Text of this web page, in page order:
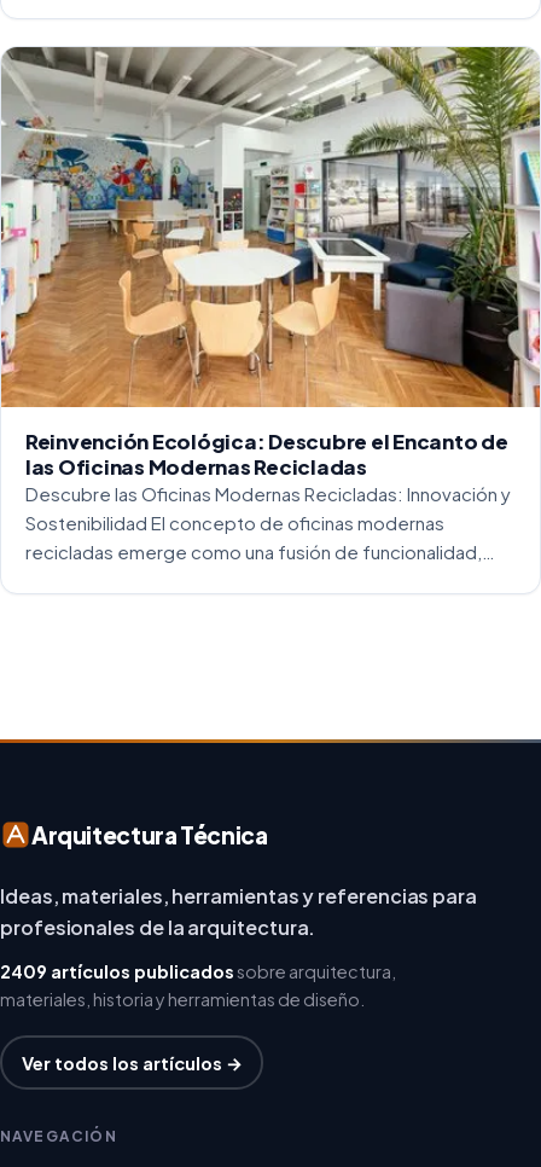
Reinvención Ecológica: Descubre el Encanto de
las Oficinas Modernas Recicladas
Descubre las Oficinas Modernas Recicladas: Innovación y
Sostenibilidad El concepto de oficinas modernas
recicladas emerge como una fusión de funcionalidad,
Arquitectura Técnica
Ideas, materiales, herramientas y referencias para
profesionales de la arquitectura.
2409 artículos publicadossobre arquitectura,
materiales, historia y herramientas de diseño.
Ver todos los artículos →
NAVEGACIÓN